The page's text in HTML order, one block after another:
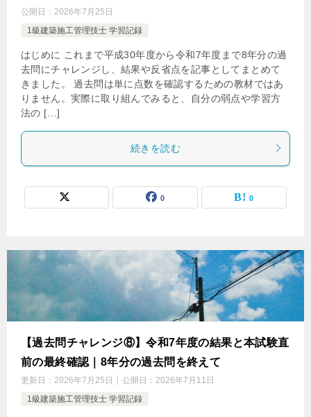
公開日： 2026年7月25日
1級建築施工管理技士 学習記録
はじめに これまで平成30年度から令和7年度まで8年分の過
去問にチャレンジし、結果や反省点を記事としてまとめて
きました。 過去問は単に点数を確認するための教材ではあ
りません。実際に取り組んでみると、自分の弱点や学習方
法の […]
続きを読む
0 0
【過去問チャレンジ⑧】令和7年度の結果と本試験直
前の最終確認｜8年分の過去問を終えて
更新日： 2026年7月25日 公開日： 2026年7月11日
1級建築施工管理技士 学習記録